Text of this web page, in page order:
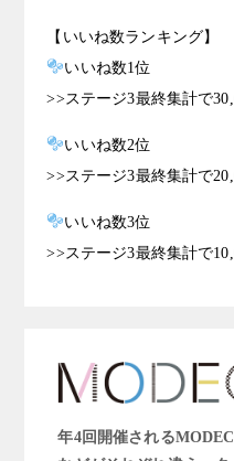
【いいね数ランキング】
いいね数1位
>>ステージ3最終集計で
いいね数2位
>>ステージ3最終集計で
いいね数3位
>>ステージ3最終集計で
年4回開催される